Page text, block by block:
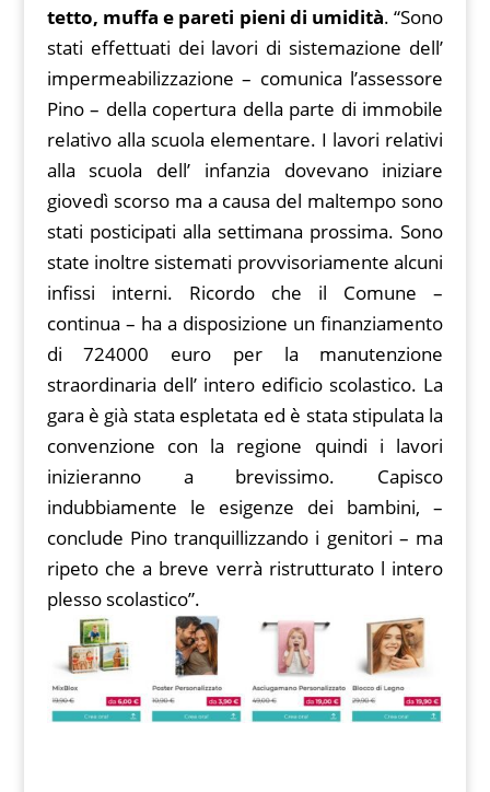
tetto, muffa e pareti pieni di umidità. “Sono
stati effettuati dei lavori di sistemazione dell’
impermeabilizzazione – comunica l’assessore
Pino – della copertura della parte di immobile
relativo alla scuola elementare. I lavori relativi
alla scuola dell’ infanzia dovevano iniziare
giovedì scorso ma a causa del maltempo sono
stati posticipati alla settimana prossima. Sono
state inoltre sistemati provvisoriamente alcuni
infissi interni. Ricordo che il Comune –
continua – ha a disposizione un finanziamento
di 724000 euro per la manutenzione
straordinaria dell’ intero edificio scolastico. La
gara è già stata espletata ed è stata stipulata la
convenzione con la regione quindi i lavori
inizieranno a brevissimo. Capisco
indubbiamente le esigenze dei bambini, –
conclude Pino tranquillizzando i genitori – ma
ripeto che a breve verrà ristrutturato l intero
plesso scolastico”.